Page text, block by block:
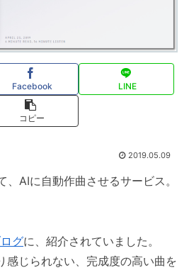
Facebook LINE
コピー
2019.05.09
、AIに自動作曲させるサービス。
グに、紹介されていました。
感じられない、完成度の高い曲を